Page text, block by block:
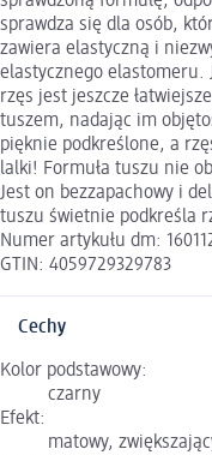
sprawdza się dla osób,
zawiera elastyczną i
elastycznego elastomeru.
rzęs jest jeszcze
tuszem, nadając im
pięknie podkreślone, a
lalki! Formuła tuszu nie
Jest on bezzapachowy i
tuszu świetnie podkreśla
Numer artykułu dm:
GTIN: 4059729329783
Cechy
Kolor podstawowy:
czarny
Efekt:
matowy,